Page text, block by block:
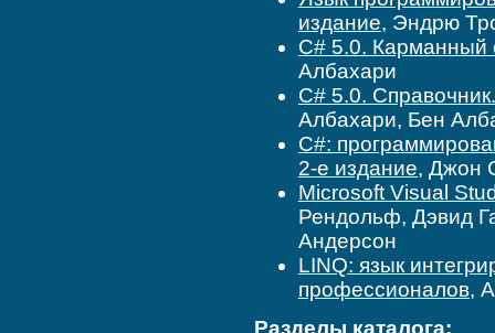
издание, Эндрю
C# 5.0. Карманный
Албахари
C# 5.0.
Албахари, Бен
C#:
2-е издание, Джон
Microsoft Visual
Рендольф, Дэвид
Андерсон
LINQ: язык
профессионалов,